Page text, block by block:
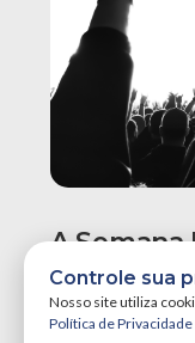
A Semana
Pessoa
Maiores
Controle sua
Nosso site utiliza
Política de Privacidade